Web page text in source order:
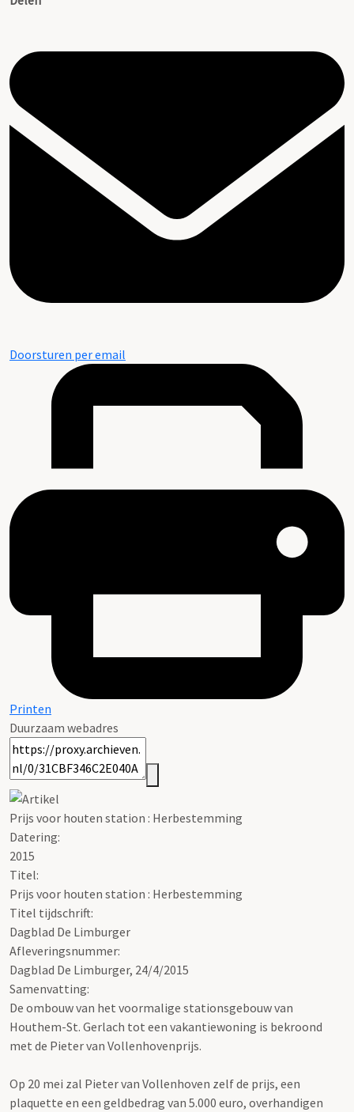
Doorsturen per email
Printen
Duurzaam webadres
Prijs voor houten station : Herbestemming
Datering:
2015
Titel:
Prijs voor houten station : Herbestemming
Titel tijdschrift:
Dagblad De Limburger
Afleveringsnummer:
Dagblad De Limburger, 24/4/2015
Samenvatting:
De ombouw van het voormalige stationsgebouw van
Houthem-St. Gerlach tot een vakantiewoning is bekroond
met de Pieter van Vollenhovenprijs.
Op 20 mei zal Pieter van Vollenhoven zelf de prijs, een
plaquette en een geldbedrag van 5.000 euro, overhandigen